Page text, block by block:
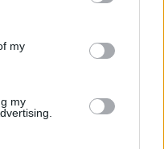
its third-party tags to
in below Google
my
my
το απαιτεί η
που είναι
παρούσα στην
σημαντική